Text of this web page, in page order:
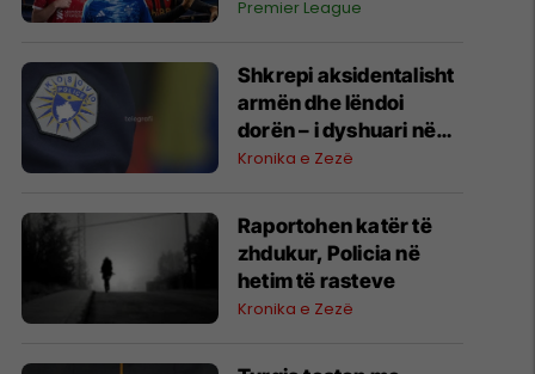
të ardhura sesa
transferimet e reja
Premier League
Shkrepi aksidentalisht
armën dhe lëndoi
dorën – i dyshuari në
Vitimerr tretman
Kronika e Zezë
Raportohen katër të
zhdukur, Policia në
hetim të rasteve
Kronika e Zezë